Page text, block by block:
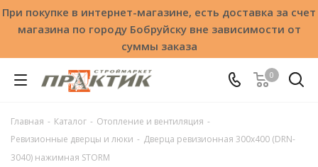
При покупке в интернет-магазине, есть доставка за счет
магазина по городу Бобруйску вне зависимости от
суммы заказа
0
Главная - Каталог - Отопление и вентиляция -
Ревизионные дверцы и люки - Дверца ревизионная 300x400 (DRN-
3040) нажимная STORM